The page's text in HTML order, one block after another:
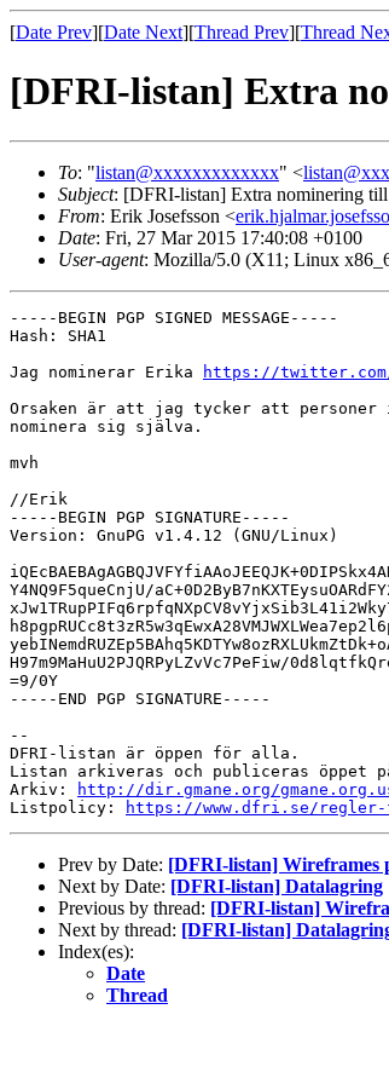
[Date Prev][Date Next][Thread Prev][Thread
[DFRI-listan] Extra
To: "listan@xxxxxxxxxxxxx" <
Subject: [DFRI-listan] Extra nominering till
From: Erik Josefsson <
Date: Fri, 27 Mar 2015 17:40:08 +0100
User-agent: Mozilla/5.0 (X11; Linux
-----BEGIN PGP SIGNED MESSAGE-----
Hash: SHA1
Jag nominerar Erika
https://twitter.com/
Orsaken är att jag tycker att personer
nominera sig själva.
mvh
//Erik
-----BEGIN PGP SIGNATURE-----
Version: GnuPG v1.4.12 (GNU/Linux)
Y4NQ9F5queCnjU/
H97m9MaHuU2PJQRPyLZvVc7PeFiw/
=9/0Y
-----END PGP SIGNATURE-----
--
DFRI-listan är öppen för alla.
Listan arkiveras och publiceras öppet
Arkiv:
http://dir.gmane.org/
Listpolicy:
https://www.dfri.se/
Prev by Date: [DFRI-listan] Wireframes
Next by Date: [DFRI-listan] Datalagring
Previous by thread: [DFRI-listan]
Next by thread: [DFRI-listan]
Index(es):
Date
Thread